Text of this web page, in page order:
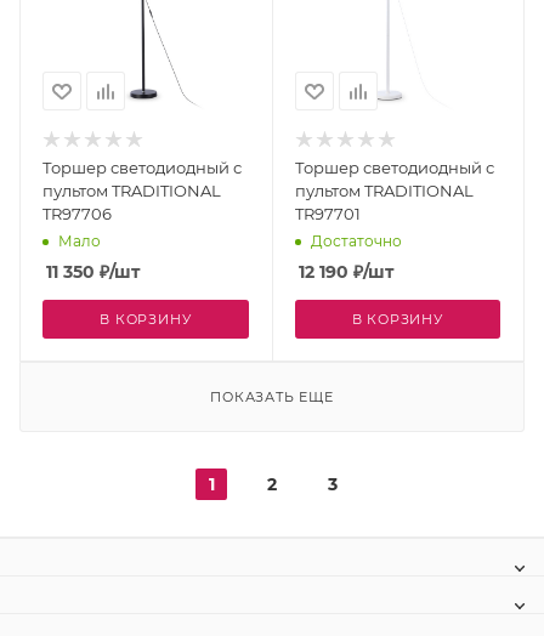
Торшер светодиодный с
пультом TRADITIONAL
TR97706
Мало
11 350 ₽/шт
В КОРЗИНУ
Торшер светодиодный с
пультом TRADITIONAL
TR97701
Достаточно
12 190 ₽/шт
В КОРЗИНУ
ПОКАЗАТЬ ЕЩЕ
1 2 3